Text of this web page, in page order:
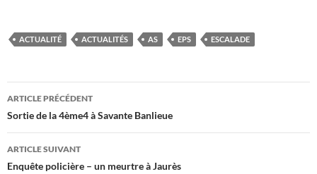
ACTUALITÉ ACTUALITÉS AS EPS ESCALADE
Navigation
des
articles
ARTICLE PRÉCÉDENT
Sortie de la 4ème4 à Savante Banlieue
ARTICLE SUIVANT
Enquête policière – un meurtre à Jaurès